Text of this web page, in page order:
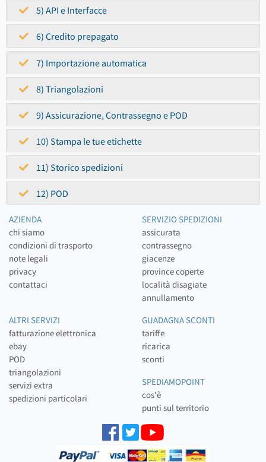
5) API e Interfacce
6) Credito prepagato
7) Importazione automatica
8) Triangolazioni
9) Assicurazione, Contrassegno e POD
10) Stampa le tue etichette
11) Storico spedizioni
12) POD
AZIENDA
chi siamo
condizioni di trasporto
note legali
privacy
contattaci
SERVIZIO SPEDIZIONI
assicurata
contrassegno
giacenze
province coperte
località disagiate
annullamento
ALTRI SERVIZI
fatturazione elettronica
ebay
POD
triangolazioni
servizi extra
spedizioni particolari
GUADAGNA SCONTI
tariffe
ricarica
sconti
SPEDIAMOPOINT
cos'è
punti sul territorio